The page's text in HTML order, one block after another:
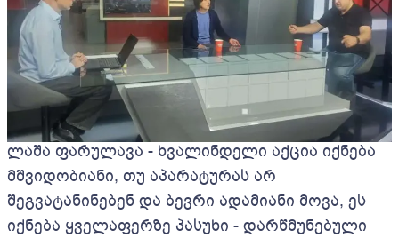
ლაშა ფარულავა - ხვალინდელი აქცია იქნება
მშვიდობიანი, თუ აპარატურას არ
შეგვატანინებენ და ბევრი ადამიანი მოვა, ეს
იქნება ყველაფერზე პასუხი - დარწმუნებული